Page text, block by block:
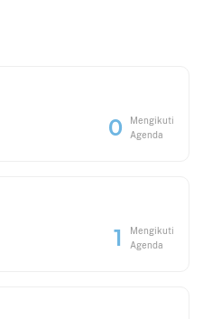
0
Mengikuti
Agenda
1
Mengikuti
Agenda